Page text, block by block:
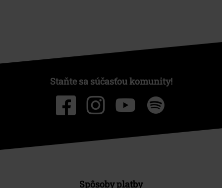
Staňte sa súčasťou komunity!
Spôsoby platby